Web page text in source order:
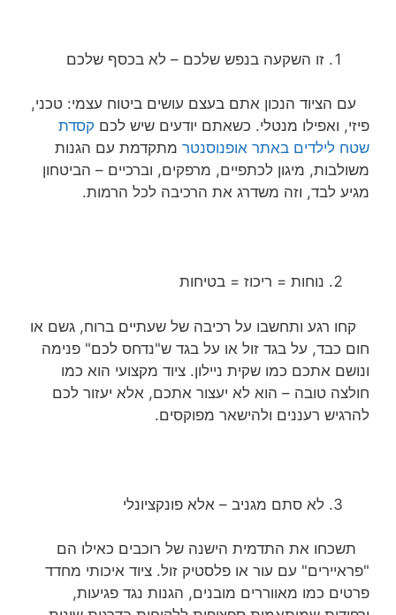
זו השקעה בנפש שלכם – לא בכסף שלכם
עם הציוד הנכון אתם בעצם עושים ביטוח עצמי: טכני,
פיזי, ואפילו מנטלי. כשאתם יודעים שיש לכם קסדת
שטח לילדים באתר אופנוסנטר מתקדמת עם הגנות
משולבות, מיגון לכתפיים, מרפקים, וברכיים – הביטחון
מגיע לבד, וזה משדרג את הרכיבה לכל הרמות.
נוחות = ריכוז = בטיחות
קחו רגע ותחשבו על רכיבה של שעתיים ברוח, גשם או
חום כבד, על בגד זול או על בגד ש"נדחס לכם" פנימה
ונושם אתכם כמו שקית ניילון. ציוד מקצועי הוא כמו
חולצה טובה – הוא לא יעצור אתכם, אלא יעזור לכם
להרגיש רעננים ולהישאר מפוקסים.
לא סתם מגניב – אלא פונקציונלי
תשכחו את התדמית הישנה של רוכבים כאילו הם
"פראיירים" עם עור או פלסטיק זול. ציוד איכותי מחדד
פרטים כמו מאווררים מובנים, הגנות נגד פגיעות,